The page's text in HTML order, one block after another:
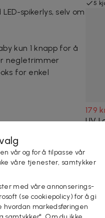
spikerlys, selv om
kun 1 knapp for å
negletrimmer
for enkel
KJØP
5
179
UV
for
7
vår og for å tilpasse vår
våre tjenester, samtykker
med våre annonserings-
(se cookiepolicy) for å gi
hvordan markedsføringen